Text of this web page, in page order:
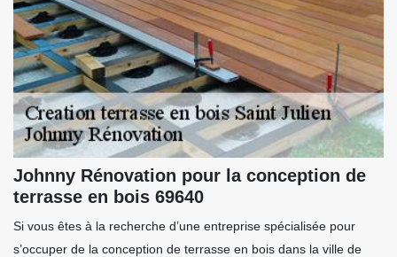
Johnny Rénovation pour la conception de
terrasse en bois 69640
Si vous êtes à la recherche d’une entreprise spécialisée pour
s’occuper de la conception de terrasse en bois dans la ville de